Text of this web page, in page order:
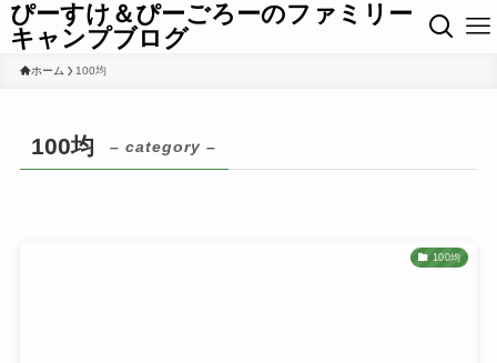
ぴーすけ＆ぴーごろーのファミリー
キャンプブログ
ホーム 100均
100均 – category –
100均